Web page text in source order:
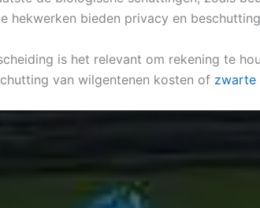
hekwerken bieden privacy en
is het relevant om rekening te
van wilgentenen kosten of zwarte